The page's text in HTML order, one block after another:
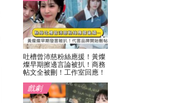
吐槽曾沛慈粉絲應援！黃燦
燦早期擦邊言論被扒！商務
帖文全被刪！工作室回應！
戲劇